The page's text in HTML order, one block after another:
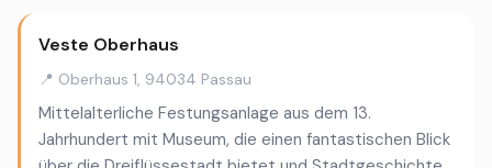
Veste Oberhaus
📍 Oberhaus 1, 94034 Passau
Mittelalterliche Festungsanlage aus dem 13.
Jahrhundert mit Museum, die einen fantastischen Blick